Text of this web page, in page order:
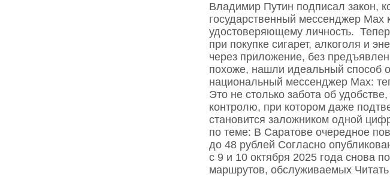
Владимир Путин подписал закон,
государственный мессенджер Max
удостоверяющему личность.
при покупке сигарет, алкоголя и
через приложение, без
похоже, нашли идеальный способ
национальный мессенджер Max:
Это не столько забота об
контролю, при котором даже
становится заложником одной
по теме: В Саратове очередное
до 48 рублей Согласно
с 9 и 10 октября 2025 года снова
маршрутов, обслуживаемых